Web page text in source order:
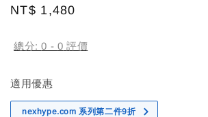
Regular
NT$ 1,480
總分:0 - 0 評價
適用優惠
nexhype.com 系列第二件9折